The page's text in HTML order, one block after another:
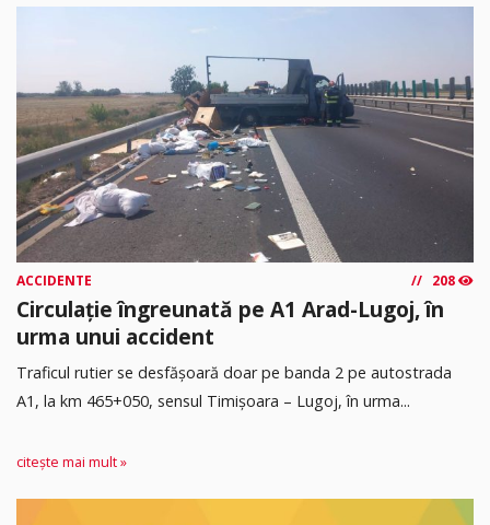
ACCIDENTE 208
Circulație îngreunată pe A1 Arad-Lugoj, în
urma unui accident
Traficul rutier se desfășoară doar pe banda 2 pe autostrada
A1, la km 465+050, sensul Timişoara – Lugoj, în urma...
citește mai mult »